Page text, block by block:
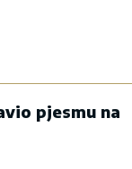
pjesmu na